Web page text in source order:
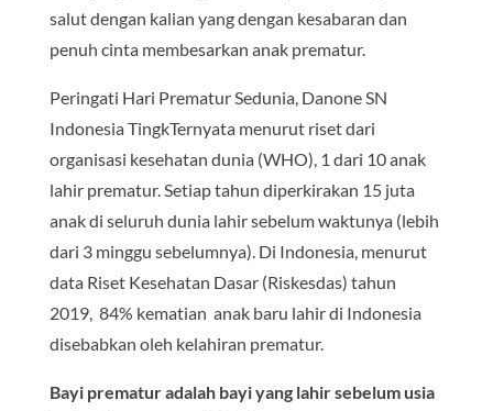
salut dengan kalian yang dengan kesabaran dan
penuh cinta membesarkan anak prematur.
Peringati Hari Prematur Sedunia, Danone SN
Indonesia TingkTernyata menurut riset dari
organisasi kesehatan dunia (WHO), 1 dari 10 anak
lahir prematur. Setiap tahun diperkirakan 15 juta
anak di seluruh dunia lahir sebelum waktunya (lebih
dari 3 minggu sebelumnya). Di Indonesia, menurut
data Riset Kesehatan Dasar (Riskesdas) tahun
2019, 84% kematian anak baru lahir di Indonesia
disebabkan oleh kelahiran prematur.
Bayi prematur adalah bayi yang lahir sebelum usia